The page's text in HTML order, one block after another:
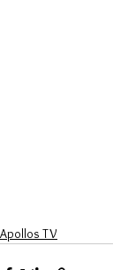
Apollos TV